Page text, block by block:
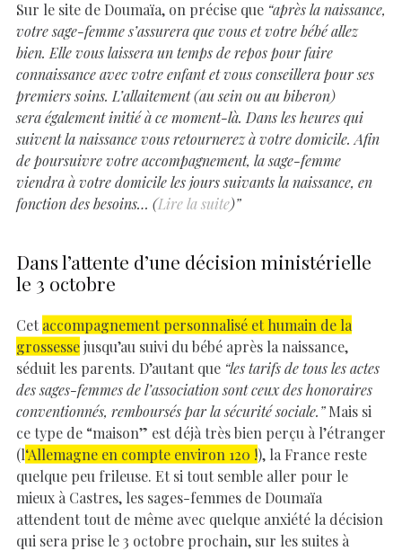
Sur le site de Doumaïa, on précise que “après la naissance,
votre sage-femme s’assurera que vous et votre bébé allez
bien. Elle vous laissera un temps de repos pour faire
connaissance avec votre enfant et vous conseillera pour ses
premiers soins. L’allaitement (au sein ou au biberon)
sera également initié à ce moment-là. Dans les heures qui
suivent la naissance vous retournerez à votre domicile. Afin
de poursuivre votre accompagnement, la sage-femme
viendra à votre domicile les jours suivants la naissance, en
fonction des besoins… (Lire la suite)”
Dans l’attente d’une décision ministérielle
le 3 octobre
Cet accompagnement personnalisé et humain de la
grossessejusqu’au suivi du bébé après la naissance,
séduit les parents. D’autant que “les tarifs de tous les actes
des sages-femmes de l’association sont ceux des honoraires
conventionnés, remboursés par la sécurité sociale.”Mais si
ce type de “maison” est déjà très bien perçu à l’étranger
(l‘Allemagne en compte environ 120 !), la France reste
quelque peu frileuse. Et si tout semble aller pour le
mieux à Castres, les sages-femmes de Doumaïa
attendent tout de même avec quelque anxiété la décision
qui sera prise le 3 octobre prochain, sur les suites à